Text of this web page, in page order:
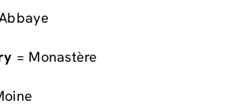
= Monastère